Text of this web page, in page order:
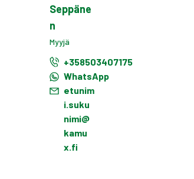
Seppäne
n
Myyjä
+358503407175
WhatsApp
etunim
i.suku
nimi@
kamu
x.fi